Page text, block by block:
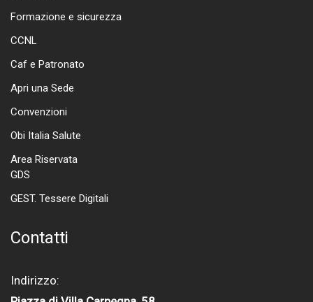
Formazione e sicurezza
CCNL
Caf e Patronato
Apri una Sede
Convenzioni
Obi Italia Salute
Area Riservata
GDS
GEST. Tessere Digitali
Contatti
Indirizzo: